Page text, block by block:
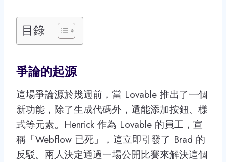
目錄
爭論的起源
這場爭論源於幾週前，當 Lovable 推出了一個
新功能，除了生成代碼外，還能添加按鈕、樣
式等元素。Henrick 作為 Lovable 的員工，宣
稱「Webflow 已死」，這立即引發了 Brad 的
反駁。兩人決定通過一場公開比賽來解決這個